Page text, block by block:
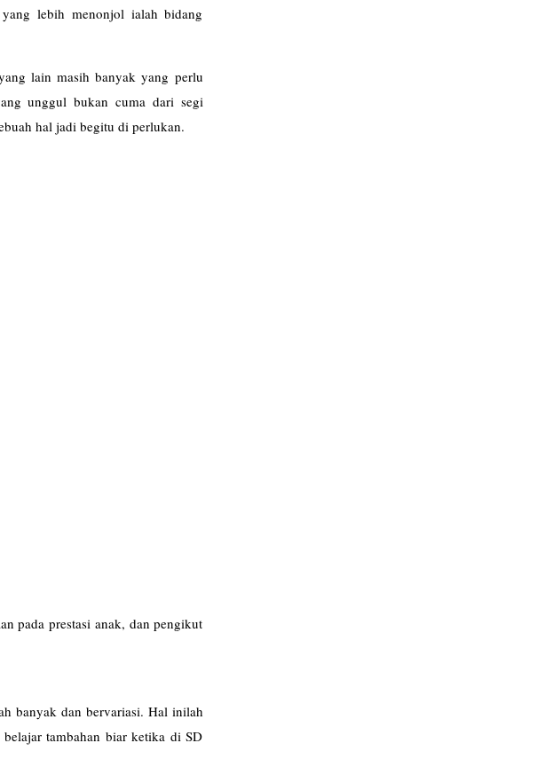
lebih menonjol ialah bidang
lain masih banyak yang perlu
unggul bukan cuma dari segi
hal jadi begitu di perlukan.
pada prestasi anak, dan pengikut
banyak dan bervariasi. Hal inilah
tambahan biar ketika di SD